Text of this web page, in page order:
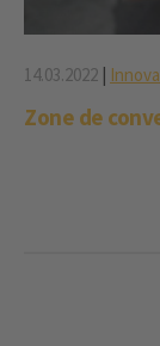
14.03.2022 |
Zone de